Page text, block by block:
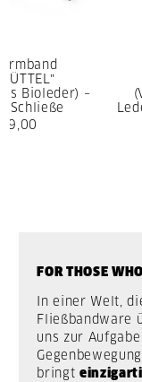
Bioleder) –
Schließe
FOR THOSE
In einer Welt,
Fließbandware
uns zur
bringt